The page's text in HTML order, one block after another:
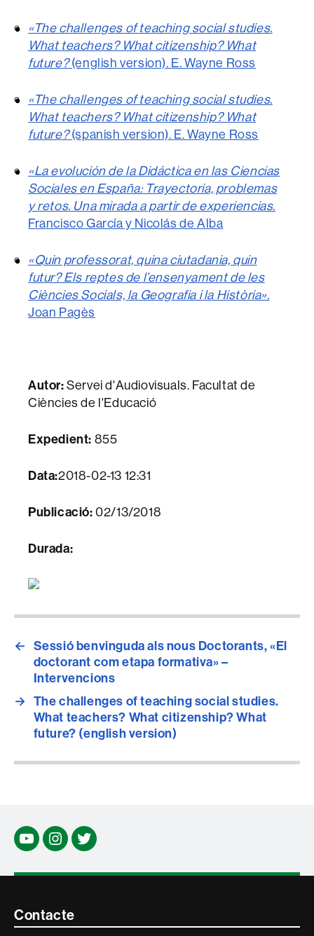
«The challenges of teaching social studies.
What teachers? What citizenship? What
future?(english version). E. Wayne Ross
«The challenges of teaching social studies.
What teachers? What citizenship? What
future?(spanish version). E. Wayne Ross
«La evolución de la Didáctica en las Ciencias
Sociales en España: Trayectoria, problemas
y retos. Una mirada a partir de experiencias.
Francisco García y Nicolás de Alba
«Quin professorat, quina ciutadania, quin
futur? Els reptes de l’ensenyament de les
Ciències Socials, la Geografia i la Història».
Joan Pagès
Autor:Servei d'Audiovisuals. Facultat de
Ciències de l'Educació
Expedient: 855
Data:2018-02-13 12:31
Publicació:02/13/2018
Durada:
← Sessió benvinguda als nous Doctorants, «El
doctorant com etapa formativa» –
Intervencions
→ The challenges of teaching social studies.
What teachers? What citizenship? What
future? (english version)
Youtube
Instatwitter
Contacte
Contacte